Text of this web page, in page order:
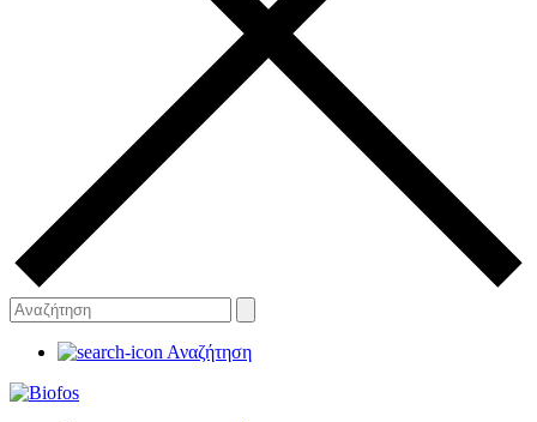
Αναζήτηση